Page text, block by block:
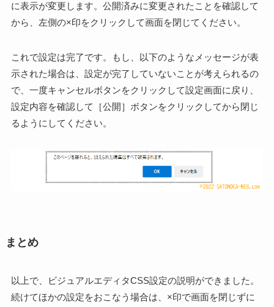
に表示が変更します。公開済みに変更されたことを確認して
から、左側の×印をクリックして画面を閉じてください。
これで設定は完了です。もし、以下のようなメッセージが表
示された場合は、設定が完了していないことが考えられるの
で、一度キャンセルボタンをクリックして設定画面に戻り、
設定内容を確認して［公開］ボタンをクリックしてから閉じ
るようにしてください。
まとめ
以上で、ビジュアルエディタCSS設定の説明ができました。
続けてほかの設定をおこなう場合は、×印で画面を閉じずに